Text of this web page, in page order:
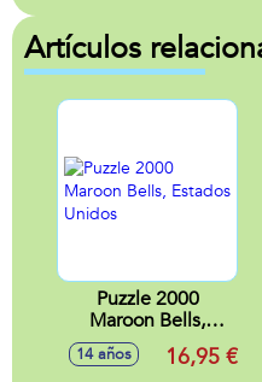
Artículos
Puzzle 2000
Maroon Bells,
Estados Unidos
14 años 16,95 €